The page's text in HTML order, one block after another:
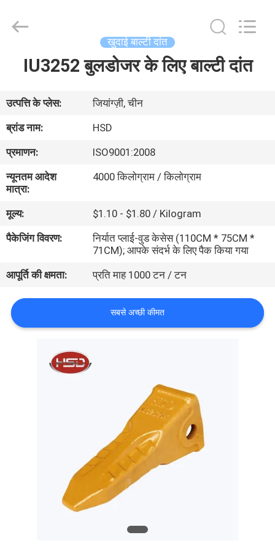
उत्पाद
हमारे
में
कारखाना
नियंत्रण
Spare
Parts
खुदाई बाल्टी दांत
IU3252 बुलडोजर के लिए बाल्टी दांत
उत्पत्ति के प्लेस:
जियांग्ज़ी, चीन
ब्रांड नाम:
HSD
प्रमाणन:
ISO9001:2008
न्यूनतम आदेश
मात्रा:
4000 किलोग्राम / किलोग्राम
मूल्य:
$1.10 - $1.80 / Kilogram
पैकेजिंग विवरण:
निर्यात प्लाई-वुड केसेस (110CM * 75CM *
71CM); आपके संदर्भ के लिए पैक किया गया
आपूर्ति की क्षमता:
प्रति माह 1000 टन / टन
सबसे अच्छी कीमत